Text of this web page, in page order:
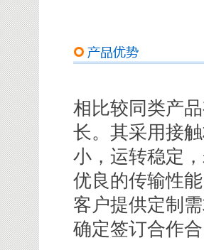
相比较同类产
长。其采用接
小，运转稳定
优良的传输性
客户提供定制
确定签订合作